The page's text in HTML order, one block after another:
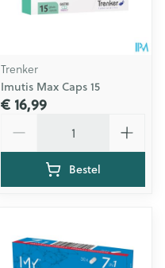
Trenker
Imutis Max Caps 15
€ 16,99
Bestel